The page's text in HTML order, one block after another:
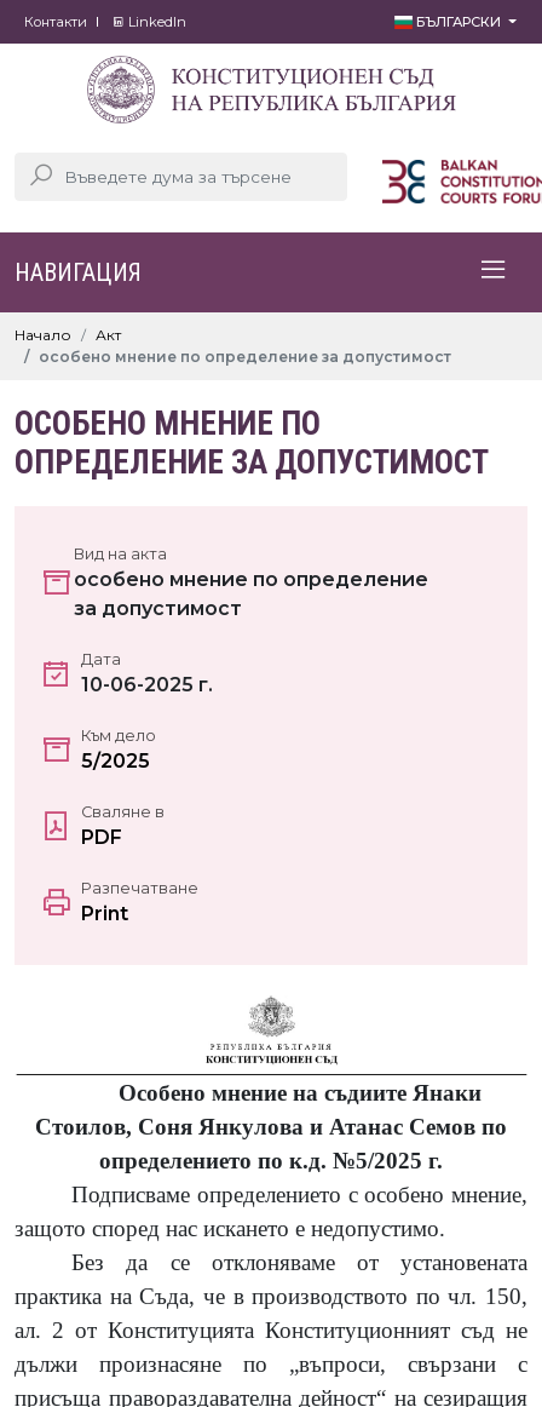
Контакти LinkedIn БЪЛГАРСКИ
НАВИГАЦИЯ
Начало
Акт
особено мнение по определение за допустимост
ОСОБЕНО МНЕНИЕ ПО
ОПРЕДЕЛЕНИЕ ЗА ДОПУСТИМОСТ
Вид на акта
особено мнение по определение
за допустимост
Дата
10-06-2025 г.
Към дело
5/2025
Сваляне в
PDF
Разпечатване
Print
Особено мнение на съдиите Янаки
Стоилов, Соня Янкулова и Атанас Семов по
определението по к.д. №5/2025 г.
Подписваме определението с особено мнение,
защото според нас искането е недопустимо.
Без да се отклоняваме от установената
практика на Съда, че в производството по чл. 150,
ал. 2 от Конституцията Конституционният съд не
дължи произнасяне по „въпроси, свързани с
присъща правораздавателна дейност“ на сезиращия